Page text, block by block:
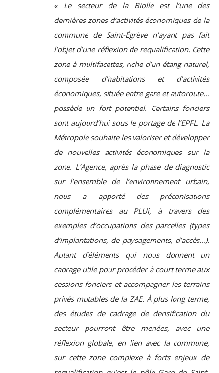
« Le secteur de la Biolle est l’une des
dernières zones d’activités économiques de la
commune de Saint-Égrève n’ayant pas fait
l’objet d’une réflexion de requalification. Cette
zone à multifacettes, riche d’un étang naturel,
composée d’habitations et d’activités
économiques, située entre gare et autoroute…
possède un fort potentiel. Certains fonciers
sont aujourd’hui sous le portage de l’EPFL. La
Métropole souhaite les valoriser et développer
de nouvelles activités économiques sur la
zone. L’Agence, après la phase de diagnostic
sur l’ensemble de l’environnement urbain,
nous a apporté des préconisations
complémentaires au PLUi, à travers des
exemples d’occupations des parcelles (types
d’implantations, de paysagements, d’accès…).
Autant d’éléments qui nous donnent un
cadrage utile pour procéder à court terme aux
cessions fonciers et accompagner les terrains
privés mutables de la ZAE. À plus long terme,
des études de cadrage de densification du
secteur pourront être menées, avec une
réflexion globale, en lien avec la commune,
sur cette zone complexe à forts enjeux de